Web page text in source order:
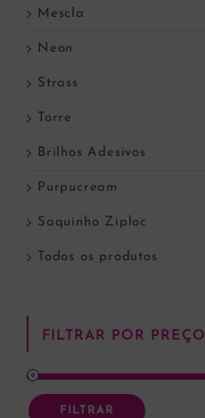
Mescla
Neon
Strass
Torre
Brilhos Adesivos
Purpucream
Saquinho Ziploc
Todos os produtos
FILTRAR POR PREÇO
FILTRAR